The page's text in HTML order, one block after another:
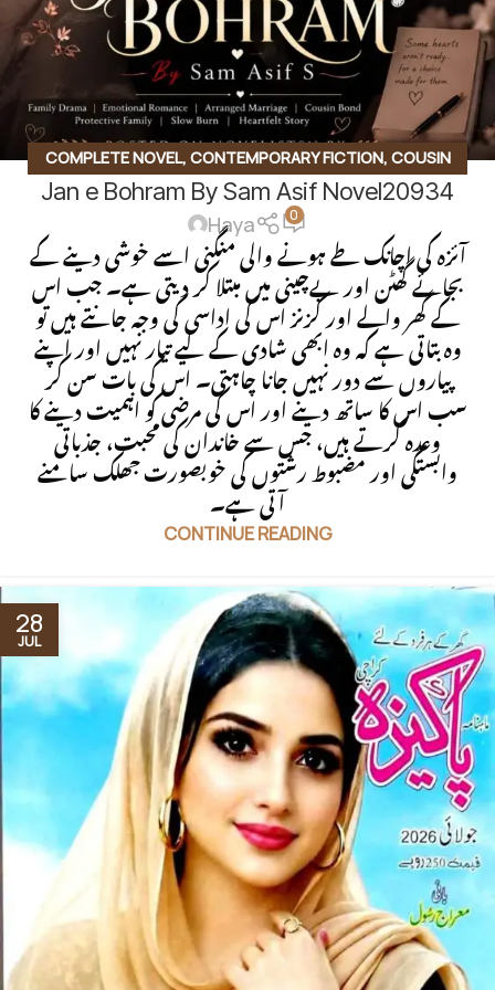
COMPLETE NOVEL, CONTEMPORARY FICTION, COUSIN
MARRIAGE BASED,EMOTIONAL DRAMA,FAMILY DRAMA,
FORCED MARRIAGE BASED,ROMANTIC URDU NOVEL
HERO BASED
Jan e Bohram By Sam Asif Novel20934
Haya 0
آئزہ کی اچانک طے ہونے والی منگنی اسے خوشی دینے کے
بجائے گھٹن اور بےچینی میں مبتلا کر دیتی ہے۔ جب اس
کے گھر والے اور کزنز اس کی اداسی کی وجہ جانتے ہیں تو
وہ بتاتی ہے کہ وہ ابھی شادی کے لیے تیار نہیں اور اپنے
پیاروں سے دور نہیں جانا چاہتی۔ اس کی بات سن کر
سب اس کا ساتھ دینے اور اس کی مرضی کو اہمیت دینے کا
وعدہ کرتے ہیں، جس سے خاندان کی محبت، جذباتی
وابستگی اور مضبوط رشتوں کی خوبصورت جھلک سامنے
آتی ہے۔
CONTINUE READING
28
JUL